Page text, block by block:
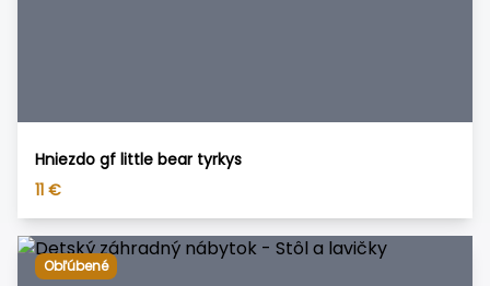
Hniezdo gf little bear tyrkys
11 €
Obľúbené